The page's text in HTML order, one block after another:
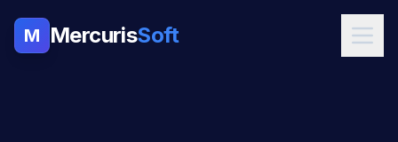
M MercurisSoft